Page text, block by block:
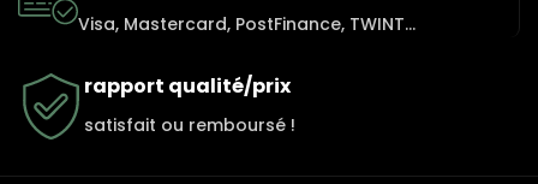
Visa, Mastercard, PostFinance, TWINT...
rapport qualité/prix
satisfait ou remboursé !